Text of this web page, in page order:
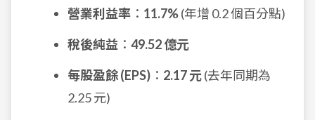
營業利益率 ： 11.7%(年增 0.2 個百分點)
稅後純益 ： 49.52 億元
每股盈餘 (EPS) ： 2.17 元(去年同期為
2.25 元)